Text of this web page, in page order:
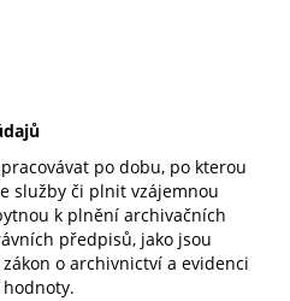
po dobu, po kterou
služby či plnit vzájemnou
k plnění archivačních
předpisů, jako jsou
o archivnictví a evidenci